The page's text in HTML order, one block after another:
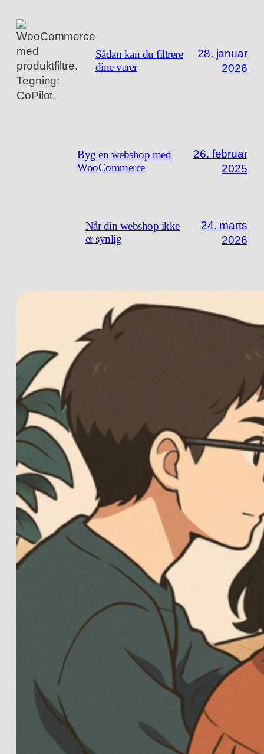
Sådan kan du filtrere
dine varer
28. januar
2026
Byg en webshop med
WooCommerce
26. februar
2025
Når din webshop ikke
er synlig
24. marts
2026
Kan man lægge video
produktbeskrivelse?
marts
2026